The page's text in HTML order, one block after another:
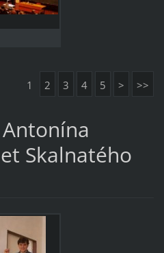
1 2 3 4 5 > >>
Skalnatého